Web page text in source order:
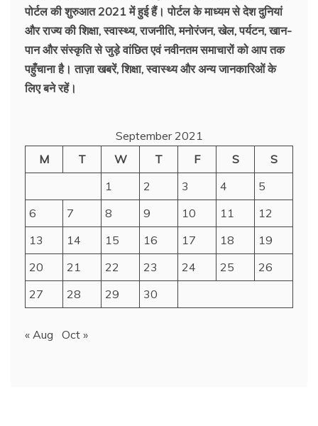
पोर्टल की शुरुआत 2021 में हुई हैं। पोर्टल के माध्यम से देश दुनियां
और राज्य की शिक्षा, स्वास्थ्य, राजनीति, मनोरंजन, खेल, पर्यटन, खान-
पान और संस्कृति से जुड़े वांछित एवं नवीनतम समाचारों को आप तक
पहुँचाना है। ताज़ा खबरें, शिक्षा, स्वास्थ्य और अन्य जानकारिओं के
लिए बने रहें।
September 2021
M
T W T F S
S
1
2 3 4
5
6
7 8 9 10 11
12
13
14 15 16 17 18
19
20
21 22 23 24 25
26
27
28 29 30
« Aug Oct »